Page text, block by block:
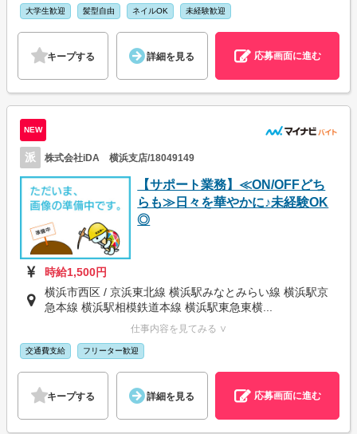
大学生歓迎 髪型自由 ネイルOK 未経験歓迎
キープする 詳細を見る 応募画面に進む
NEW
派 株式会社iDA 横浜支店/18049149
【サポート業務】≪ON/OFFどち
らも≫日々を華やかに♪未経験OK
◎
時給1,500円
横浜市西区 / 京浜東北線 横浜駅みなとみらい線 横浜駅京
急本線 横浜駅相模鉄道本線 横浜駅東急東横...
仕事内容を見てみる ∨
交通費支給 フリーター歓迎
キープする 詳細を見る 応募画面に進む